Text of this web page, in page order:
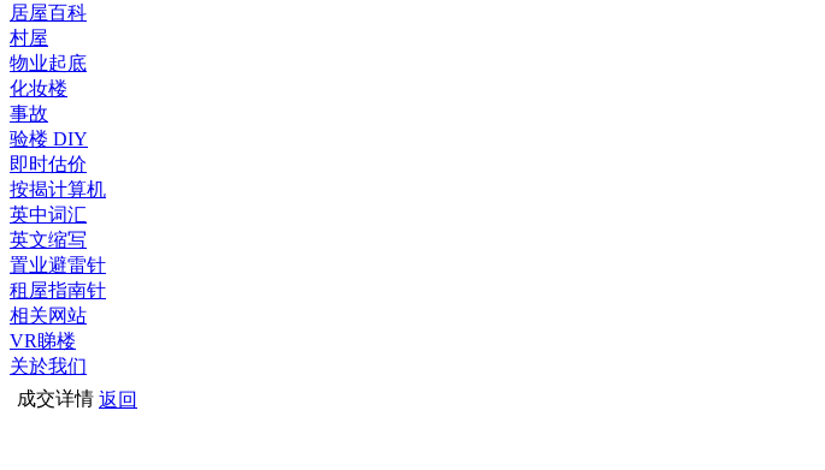
居屋百科
村屋
物业起底
化妆楼
事故
验楼 DIY
即时估价
按揭计算机
英中词汇
英文缩写
置业避雷针
租屋指南针
相关网站
VR睇楼
关於我们
成交详情 返回